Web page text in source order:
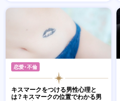
恋愛・不倫
キスマークをつける男性心理と
は？キスマークの位置でわかる男